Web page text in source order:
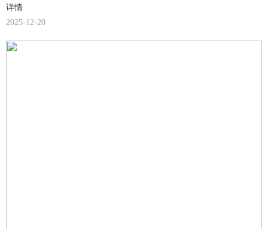
详情
2025-12-20